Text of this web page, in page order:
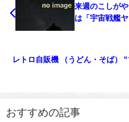
来週のこしが
は「宇宙戦艦
レトロ自販機 （うどん・そば）
おすすめの記事